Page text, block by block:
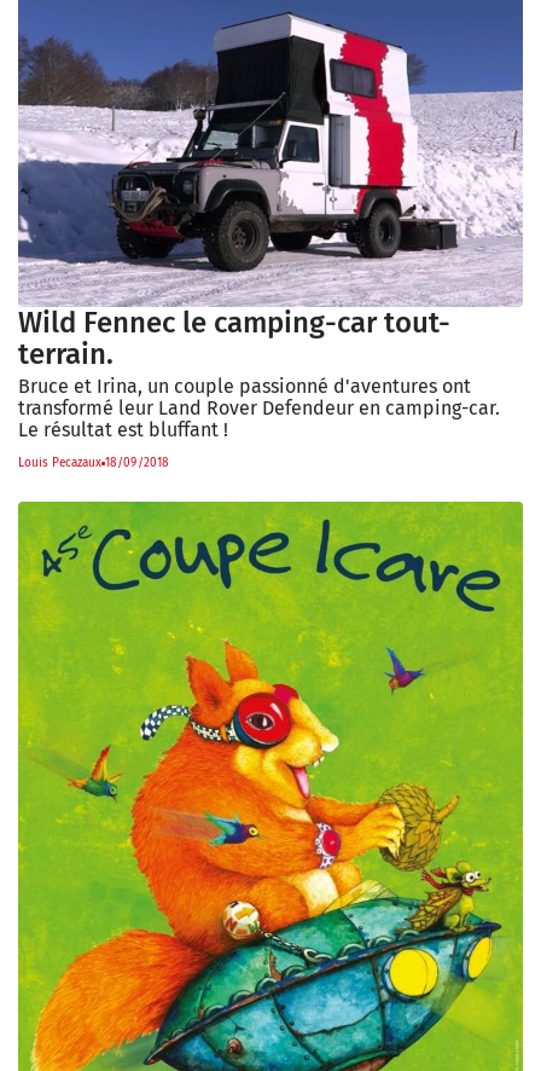
Wild Fennec le camping-car tout-
terrain.
Bruce et Irina, un couple passionné d'aventures ont
transformé leur Land Rover Defendeur en camping-car.
Le résultat est bluffant !
Louis Pecazaux 18/09/2018